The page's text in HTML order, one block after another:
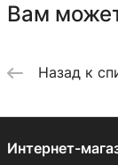
Вам
Назад к
Интернет-